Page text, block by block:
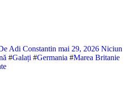
Adi Constantin mai 29, 2026 Niciun
#Galați #Germania #Marea Britanie